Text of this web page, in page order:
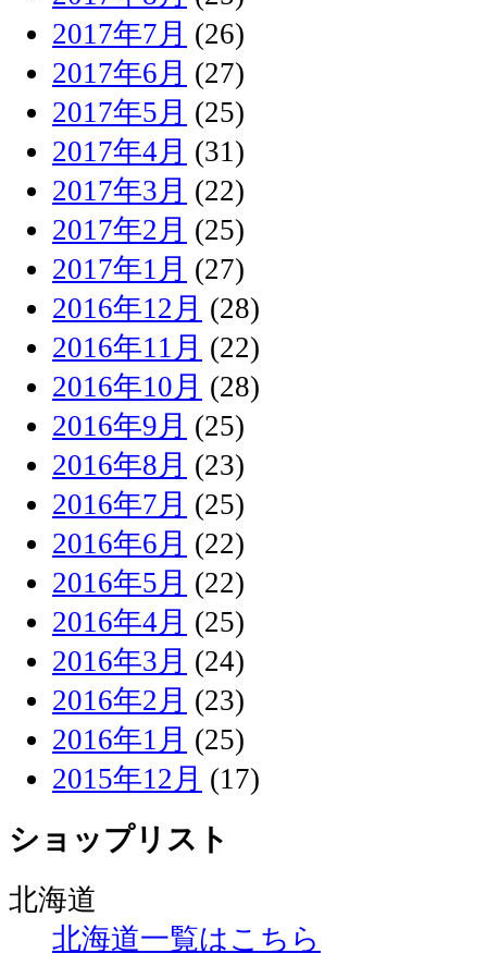
2017年7月 (26)
2017年6月 (27)
2017年5月 (25)
2017年4月 (31)
2017年3月 (22)
2017年2月 (25)
2017年1月 (27)
2016年12月 (28)
2016年11月 (22)
2016年10月 (28)
2016年9月 (25)
2016年8月 (23)
2016年7月 (25)
2016年6月 (22)
2016年5月 (22)
2016年4月 (25)
2016年3月 (24)
2016年2月 (23)
2016年1月 (25)
2015年12月 (17)
ショップリスト
北海道
北海道一覧はこちら